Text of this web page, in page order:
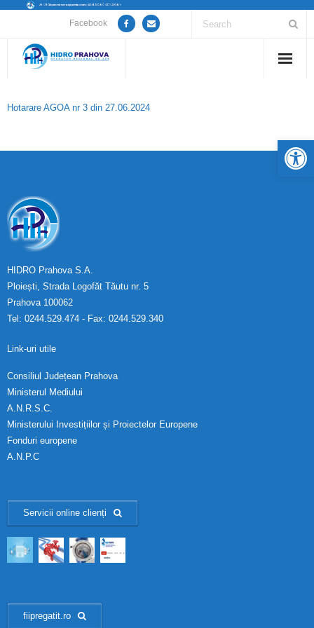
Facebook
Utile
Guvernanță Corporativă
Informații de interes public
Calitatea apei
Comunicare
Hotarare AGOA nr 3 din 27.06.2024
HIDRO Prahova S.A.
Ploiești, Strada Logofăt Tăutu nr. 5
Prahova 100062
Tel: 0244.529.474 - Fax: 0244.529.340
Link-uri utile
Consiliul Județean Prahova
Ministerul Mediului
A.N.R.S.C.
Ministerului Investițiilor și Proiectelor Europene
Fonduri europene
A.N.P.C
Servicii online clienți
fiipregatit.ro